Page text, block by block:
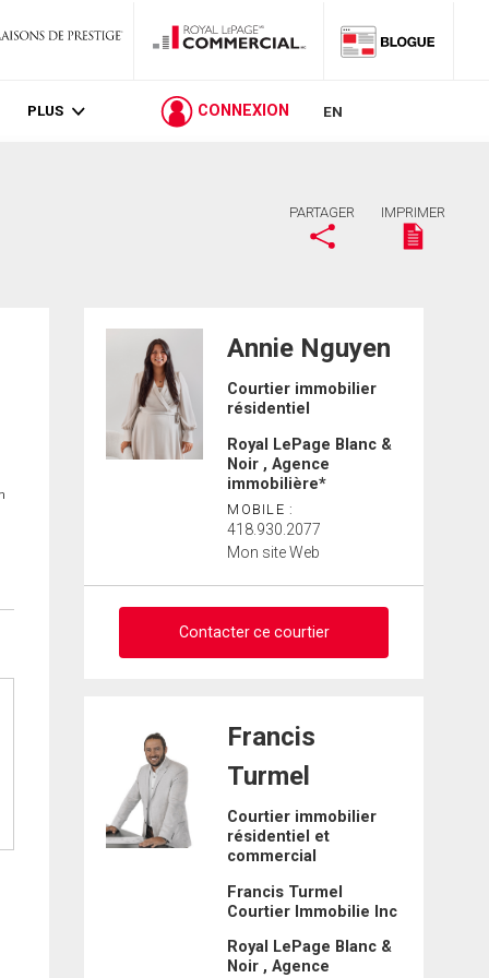
PLUS CONNEXION EN
PARTAGER IMPRIMER
Annie Nguyen
Courtier immobilier
résidentiel
Royal LePage Blanc &
Noir , Agence
immobilière*
MOBILE :
418.930.2077
Mon site Web
Contacter ce courtier
Demander des infos sur
cette inscription
Prénom
et
Nom
Francis
Turmel
Courtier immobilier
résidentiel et
commercial
Francis Turmel
Courtier Immobilie Inc
Royal LePage Blanc &
Noir , Agence